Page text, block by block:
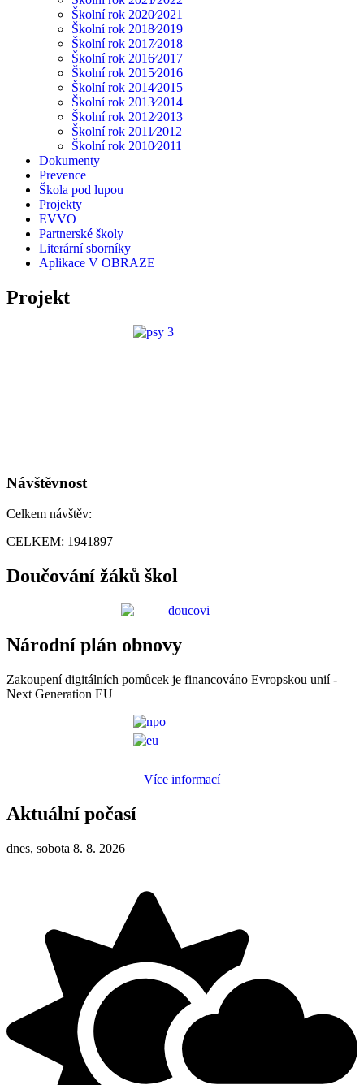
Školní rok 2020⁄2021
Školní rok 2018⁄2019
Školní rok 2017⁄2018
Školní rok 2016⁄2017
Školní rok 2015⁄2016
Školní rok 2014⁄2015
Školní rok 2013⁄2014
Školní rok 2012⁄2013
Školní rok 2011⁄2012
Školní rok 2010⁄2011
Dokumenty
Prevence
Škola pod lupou
Projekty
EVVO
Partnerské školy
Literární sborníky
Aplikace V OBRAZE
Projekt
Návštěvnost
Celkem návštěv:
CELKEM: 1941897
Doučování žáků škol
Národní plán obnovy
Zakoupení digitálních pomůcek je financováno Evropskou unií -
Next Generation EU
Více informací
Aktuální počasí
dnes, sobota 8. 8. 2026